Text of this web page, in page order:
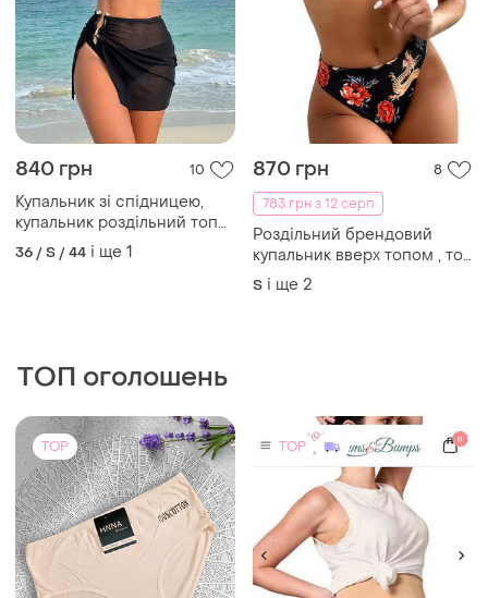
840 грн 10
Купальник зі спідницею,
купальник роздільний топ
бандо, класичні плавки і
спідниця
36 / S / 44 і ще 1
870 грн
8
783 грн з 12 серп
Роздільний брендовий
купальник вверх топом , топ
, купальник топ
S і ще 2
ТОП оголошень
TOP TOP